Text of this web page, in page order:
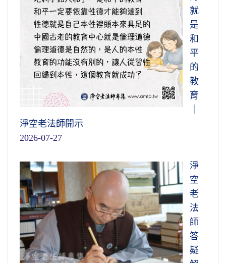
就
是
和
平
的
教
育
淨空老法師開示
2026-07-27
淨
空
老
法
師
答
疑